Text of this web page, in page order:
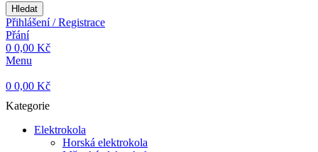
Hledat
Přihlášení / Registrace
Přání
0 0,00 Kč
Menu
0 0,00 Kč
Kategorie
Elektrokola
Horská elektrokola